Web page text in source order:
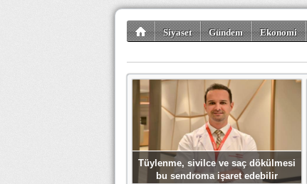
Siyaset Gündem Ekonomi
Tüylenme, sivilce ve saç dökülmesi
bu sendroma işaret edebilir